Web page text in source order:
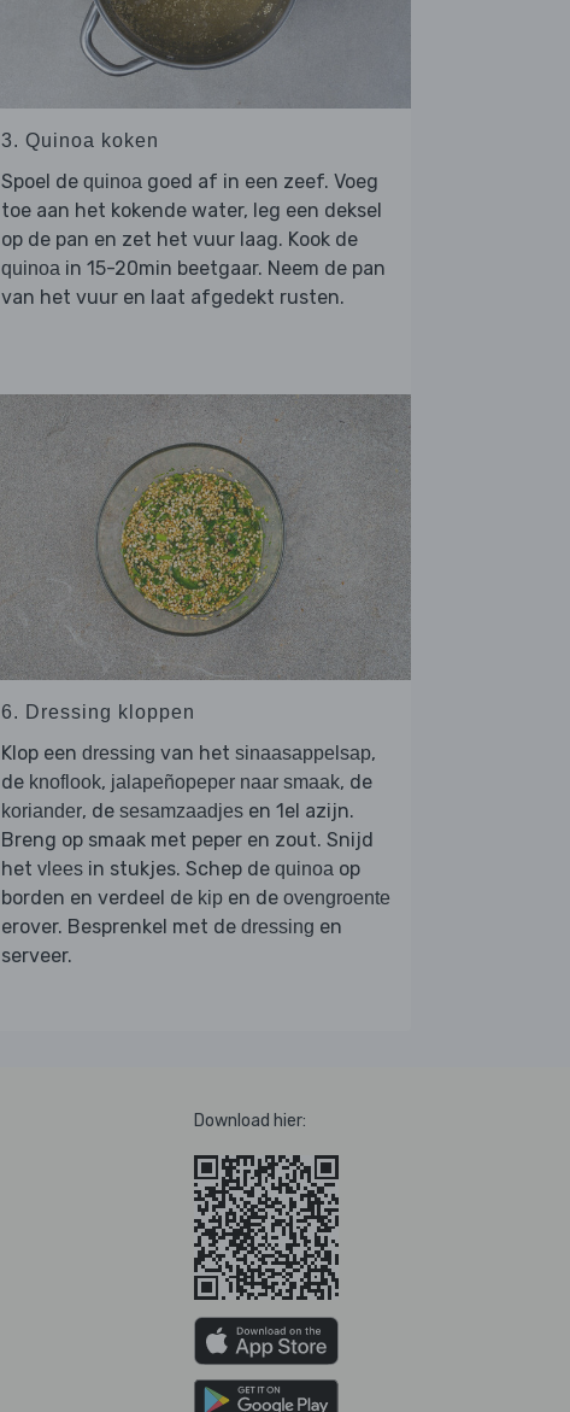
3. Quinoa koken
Spoel de quinoa goed af in een zeef. Voeg
toe aan het kokende water, leg een deksel
op de pan en zet het vuur laag. Kook de
quinoa in 15-20min beetgaar. Neem de pan
van het vuur en laat afgedekt rusten.
6. Dressing kloppen
Klop een dressing van het sinaasappelsap,
de knoflook, jalapeñopeper naar smaak, de
koriander, de sesamzaadjes en 1el azijn.
Breng op smaak met peper en zout. Snijd
het vlees in stukjes. Schep de quinoa op
borden en verdeel de kip en de ovengroente
erover. Besprenkel met de dressing en
serveer.
Download hier: